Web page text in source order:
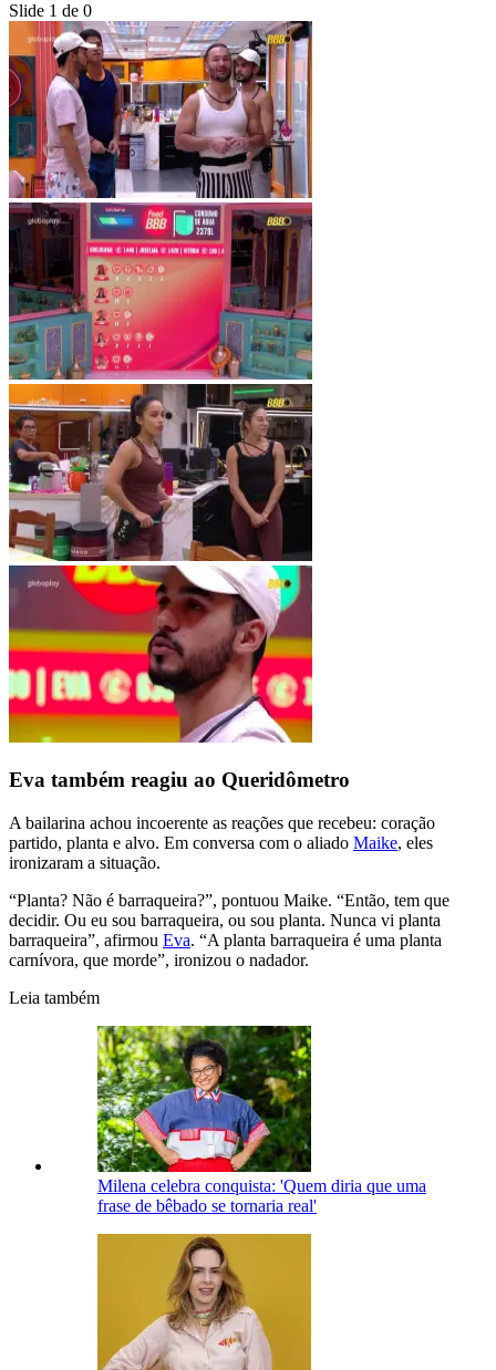
Slide 1 de 0
Eva também reagiu ao Queridômetro
A bailarina achou incoerente as reações que recebeu: coração
partido, planta e alvo. Em conversa com o aliado Maike, eles
ironizaram a situação.
“Planta? Não é barraqueira?”, pontuou Maike. “Então, tem que
decidir. Ou eu sou barraqueira, ou sou planta. Nunca vi planta
barraqueira”, afirmou Eva. “A planta barraqueira é uma planta
carnívora, que morde”, ironizou o nadador.
Leia também
Milena celebra conquista: 'Quem diria que uma
frase de bêbado se tornaria real'